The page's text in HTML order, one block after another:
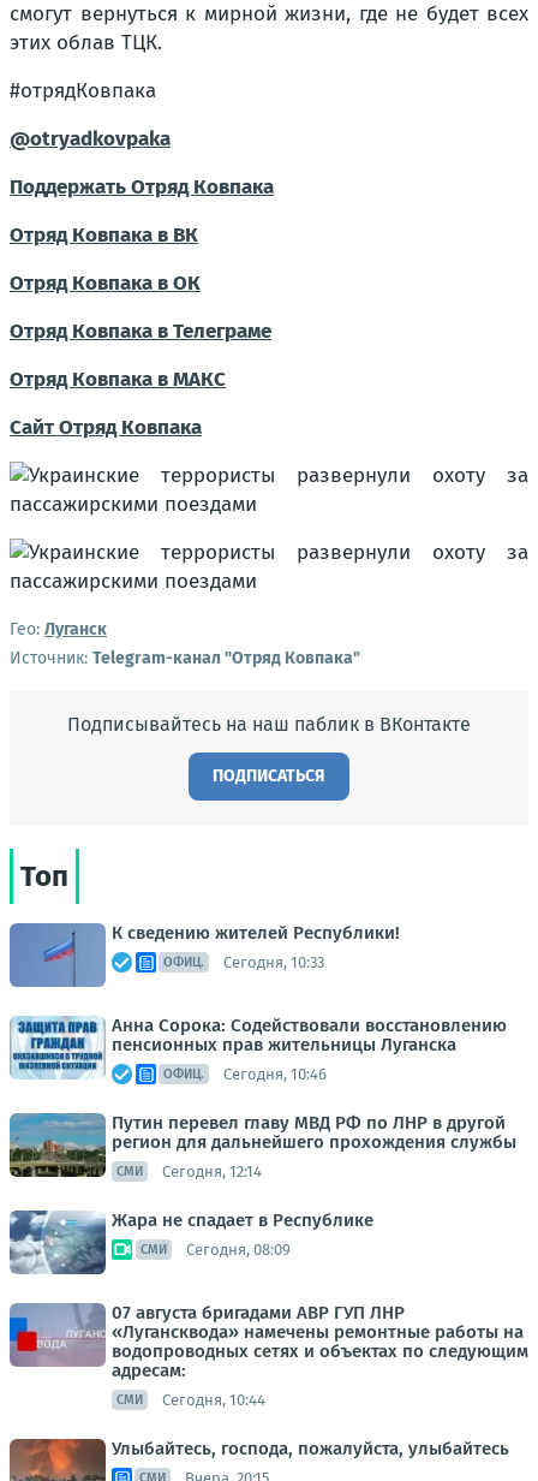
смогут вернуться к мирной жизни, где не будет всех
этих облав ТЦК.
#отрядКовпака
@otryadkovpaka
Поддержать Отряд Ковпака
Отряд Ковпака в ВК
Отряд Ковпака в ОК
Отряд Ковпака в Телеграме
Отряд Ковпака в МАКС
Сайт Отряд Ковпака
Гео: Луганск
Источник: Telegram-канал "Отряд Ковпака"
Подписывайтесь на наш паблик в ВКонтакте
ПОДПИСАТЬСЯ
Топ
К сведению жителей Республики!
ОФИЦ. Сегодня, 10:33
Анна Сорока: Содействовали восстановлению
пенсионных прав жительницы Луганска
ОФИЦ. Сегодня, 10:46
Путин перевел главу МВД РФ по ЛНР в другой
регион для дальнейшего прохождения службы
СМИ Сегодня, 12:14
Жара не спадает в Республике
СМИ Сегодня, 08:09
07 августа бригадами АВР ГУП ЛНР
«Лугансквода» намечены ремонтные работы на
водопроводных сетях и объектах по следующим
адресам:
СМИ Сегодня, 10:44
Улыбайтесь, господа, пожалуйста, улыбайтесь
Вчера, 20:15